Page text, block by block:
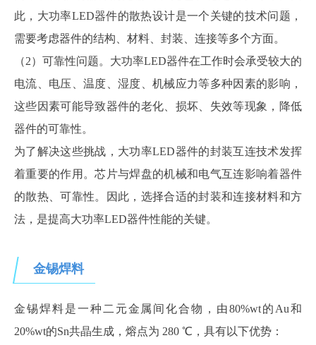
此，大功率LED器件的散热设计是一个关键的技术问题，
需要考虑器件的结构、材料、封装、连接等多个方面。
（2）可靠性问题。大功率LED器件在工作时会承受较大的
电流、电压、温度、湿度、机械应力等多种因素的影响，
这些因素可能导致器件的老化、损坏、失效等现象，降低
器件的可靠性。
为了解决这些挑战，大功率LED器件的封装互连技术发挥
着重要的作用。芯片与焊盘的机械和电气互连影响着器件
的散热、可靠性。因此，选择合适的封装和连接材料和方
法，是提高大功率LED器件性能的关键。
金锡焊料
金锡焊料是一种二元金属间化合物，由80%wt的Au和
20%wt的Sn共晶生成，熔点为 280 ℃，具有以下优势：